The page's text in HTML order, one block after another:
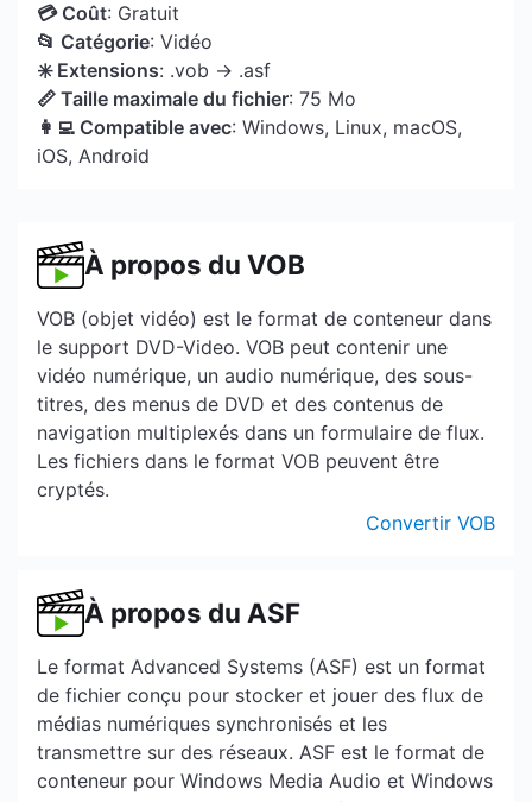
💳 Coût: Gratuit
📂 Catégorie: Vidéo
✳️ Extensions: .vob → .asf
📏 Taille maximale du fichier: 75 Mo
👩‍💻 Compatible avec: Windows, Linux, macOS,
iOS, Android
À propos du VOB
VOB (objet vidéo) est le format de conteneur dans
le support DVD-Video. VOB peut contenir une
vidéo numérique, un audio numérique, des sous-
titres, des menus de DVD et des contenus de
navigation multiplexés dans un formulaire de flux.
Les fichiers dans le format VOB peuvent être
cryptés.
Convertir VOB
À propos du ASF
Le format Advanced Systems (ASF) est un format
de fichier conçu pour stocker et jouer des flux de
médias numériques synchronisés et les
transmettre sur des réseaux. ASF est le format de
conteneur pour Windows Media Audio et Windows